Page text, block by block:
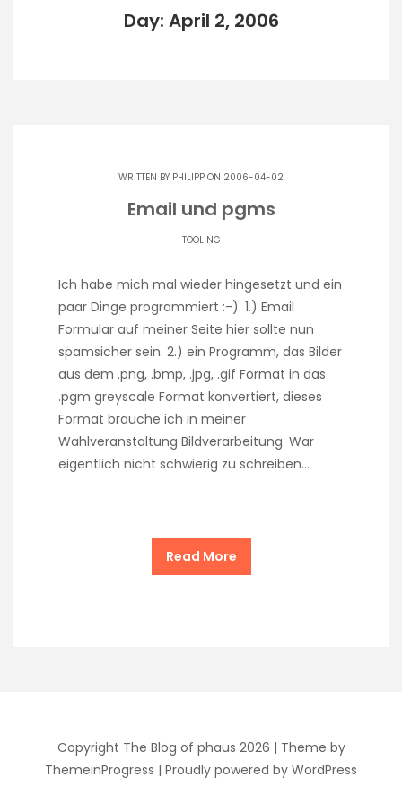
Day: April 2, 2006
WRITTEN BY PHILIPP ON 2006-04-02
Email und pgms
TOOLING
Ich habe mich mal wieder hingesetzt und ein
paar Dinge programmiert :-). 1.) Email
Formular auf meiner Seite hier sollte nun
spamsicher sein. 2.) ein Programm, das Bilder
aus dem .png, .bmp, .jpg, .gif Format in das
.pgm greyscale Format konvertiert, dieses
Format brauche ich in meiner
Wahlveranstaltung Bildverarbeitung. War
eigentlich nicht schwierig zu schreiben…
Read More
Copyright The Blog of phaus 2026 | Theme by
ThemeinProgress | Proudly powered by WordPress